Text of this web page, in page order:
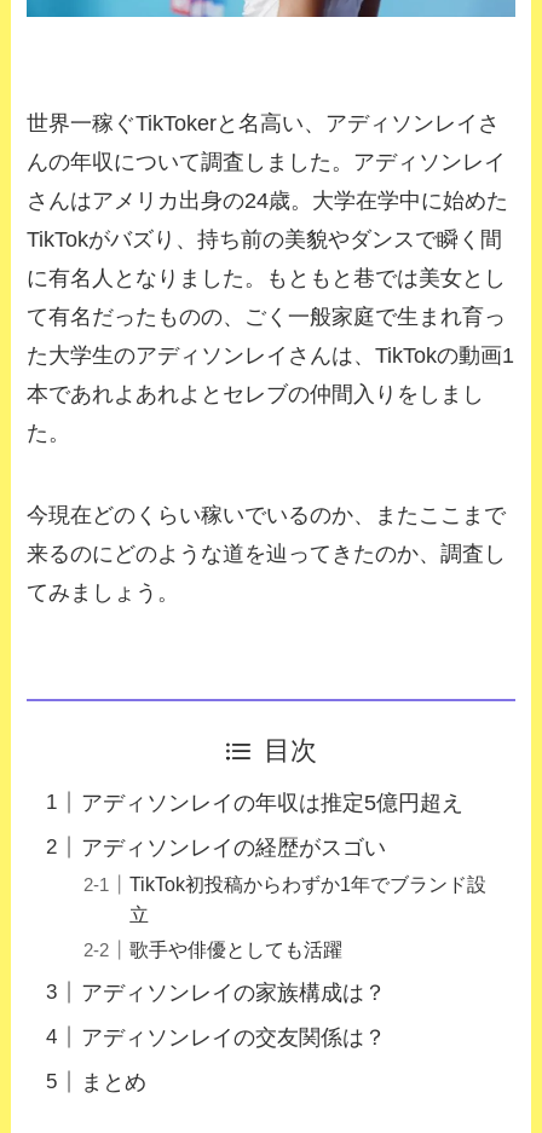
世界一稼ぐTikTokerと名高い、アディソンレイさ
んの年収について調査しました。アディソンレイ
さんはアメリカ出身の24歳。大学在学中に始めた
TikTokがバズり、持ち前の美貌やダンスで瞬く間
に有名人となりました。もともと巷では美女とし
て有名だったものの、ごく一般家庭で生まれ育っ
た大学生のアディソンレイさんは、TikTokの動画1
本であれよあれよとセレブの仲間入りをしまし
た。
今現在どのくらい稼いでいるのか、またここまで
来るのにどのような道を辿ってきたのか、調査し
てみましょう。
目次
アディソンレイの年収は推定5億円超え
アディソンレイの経歴がスゴい
TikTok初投稿からわずか1年でブランド設
立
歌手や俳優としても活躍
アディソンレイの家族構成は？
アディソンレイの交友関係は？
まとめ